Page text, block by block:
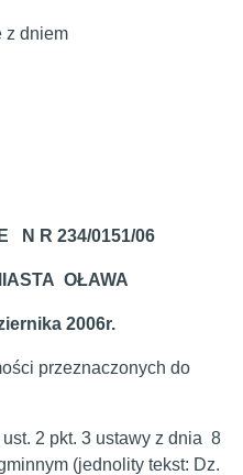
z dniem
N R 234/0151/06
OŁAWA
2006r.
przeznaczonych do
pkt. 3 ustawy z dnia 8
(jednolity tekst: Dz.